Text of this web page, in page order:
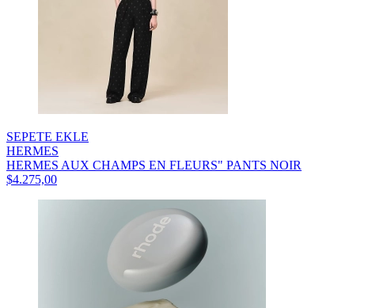
SEPETE EKLE
HERMES
HERMES AUX CHAMPS EN FLEURS" PANTS NOIR
$4.275,00